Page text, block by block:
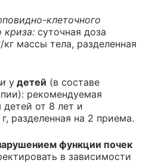
клеточного
криза: суточная доза
массы тела, разделенная
у детей (в составе
рекомендуемая
детей от 8 лет и
разделенная на 2 приема.
функции почек
в зависимости